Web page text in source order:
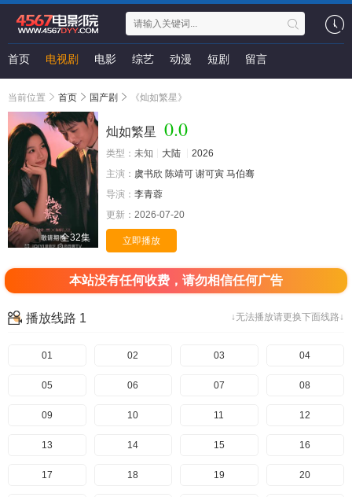
首页 电视剧 电影 综艺 动漫 短剧 留言
当前位置 首页 国产剧 《灿如繁星》
全32集
灿如繁星 0.0
类型： 未知 大陆
2026
主演： 虞书欣 陈靖可 谢可寅 马伯骞
导演： 李青蓉
更新： 2026-07-20
立即播放
本站没有任何收费，请勿相信任何广告
↓无法播放请更换下面线路↓
播放线路 1
01 02 03 04
05 06 07 08
09 10 11 12
13 14 15 16
17 18 19 20